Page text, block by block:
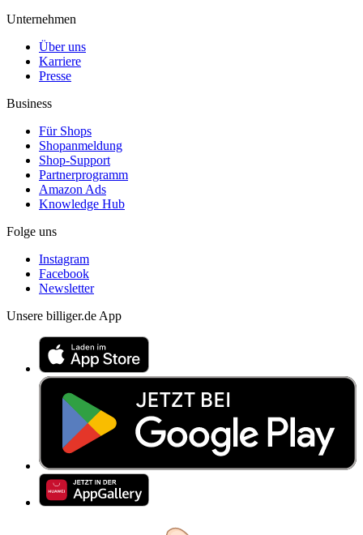
Unternehmen
Über uns
Karriere
Presse
Business
Für Shops
Shopanmeldung
Shop-Support
Partnerprogramm
Amazon Ads
Knowledge Hub
Folge uns
Instagram
Facebook
Newsletter
Unsere billiger.de App